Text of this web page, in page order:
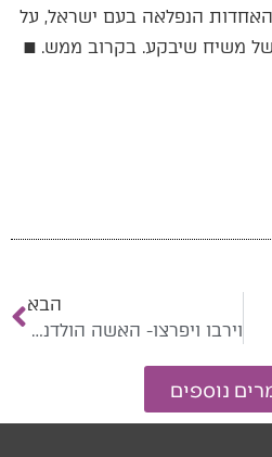
הנפלאה בעם ישראל, על
של משיח שיבקע. בקרוב ממש. ■
הבא
וירבו ויפרצו- האשה הולדנית
נוספים